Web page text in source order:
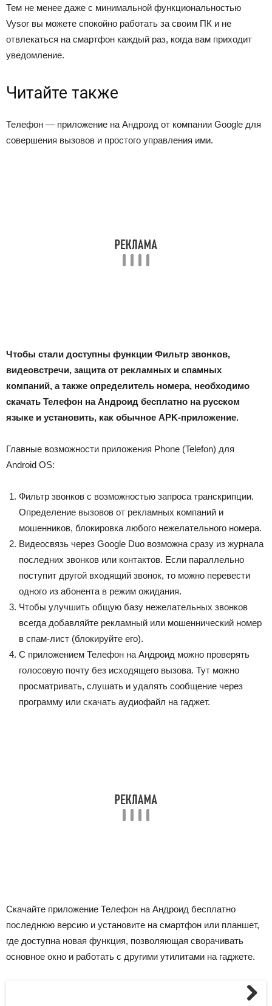
Тем не менее даже с минимальной функциональностью
Vysor вы можете спокойно работать за своим ПК и не
отвлекаться на смартфон каждый раз, когда вам приходит
уведомление.
Читайте также
Телефон — приложение на Андроид от компании Google для
совершения вызовов и простого управления ими.
Чтобы стали доступны функции Фильтр звонков,
видеовстречи, защита от рекламных и спамных
компаний, а также определитель номера, необходимо
скачать Телефон на Андроид бесплатно на русском
языке и установить, как обычное APK-приложение.
Главные возможности приложения Phone (Telefon) для
Android OS:
Фильтр звонков с возможностью запроса транскрипции.
Определение вызовов от рекламных компаний и
мошенников, блокировка любого нежелательного номера.
Видеосвязь через Google Duo возможна сразу из журнала
последних звонков или контактов. Если параллельно
поступит другой входящий звонок, то можно перевести
одного из абонента в режим ожидания.
Чтобы улучшить общую базу нежелательных звонков
всегда добавляйте рекламный или мошеннический номер
в спам-лист (блокируйте его).
С приложением Телефон на Андроид можно проверять
голосовую почту без исходящего вызова. Тут можно
просматривать, слушать и удалять сообщение через
программу или скачать аудиофайл на гаджет.
Скачайте приложение Телефон на Андроид бесплатно
последнюю версию и установите на смартфон или планшет,
где доступна новая функция, позволяющая сворачивать
основное окно и работать с другими утилитами на гаджете.